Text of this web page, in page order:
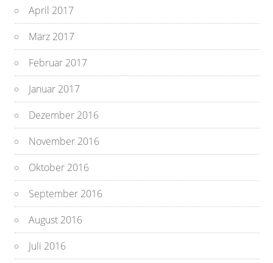
April 2017
März 2017
Februar 2017
Januar 2017
Dezember 2016
November 2016
Oktober 2016
September 2016
August 2016
Juli 2016